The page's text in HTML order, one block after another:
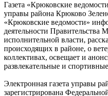
Газета «Крюковские
управы района Крюково
«Крюковские ведомости»
деятельности Правительства
исполнительной власти,
происходящих в районе, о
коллективах, освещает и
развлекательные и
Электронная газета управы
зарегистрирована